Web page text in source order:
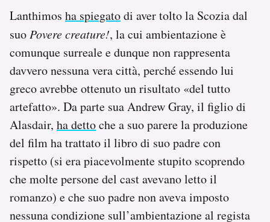
Lanthimos ha spiegatodi aver tolto la Scozia dal
suo Povere creature!, la cui ambientazione è
comunque surreale e dunque non rappresenta
davvero nessuna vera città, perché essendo lui
greco avrebbe ottenuto un risultato «del tutto
artefatto». Da parte sua Andrew Gray, il figlio di
Alasdair, ha dettoche a suo parere la produzione
del film ha trattato il libro di suo padre con
rispetto (si era piacevolmente stupito scoprendo
che molte persone del cast avevano letto il
romanzo) e che suo padre non aveva imposto
nessuna condizione sull’ambientazione al regista